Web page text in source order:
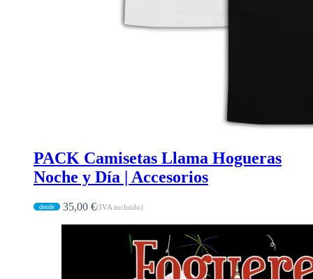
PACK Camisetas Llama Hogueras
Noche y Día | Accesorios
35,00 €(IVA incluido)